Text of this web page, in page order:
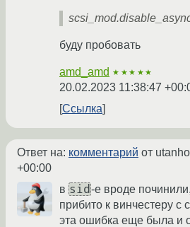
буду пробовать
amd_amd ★★★★★
20.02.2023 11:38:47
Ссылка
Ответ на: комментарий от utanho
+00:00
в sid -е вроде
прибито к винчестеру с
эта ошибка еще была и